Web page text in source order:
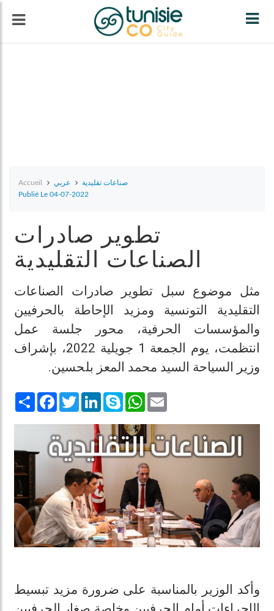
Accueil عربي
صناعات تقليدية
Publié Le 04-07-2022
تطوير صادرات
الصناعات التقليدية
مثل موضوع سبل تطوير صادرات الصناعات
التقليدية التونسية ومزيد الإحاطة بالحرفيين
والمؤسسات الحرفية، محور جلسة عمل
انتظمت، يوم الجمعة 1 جويلية 2022، بإشراف
وزير السياحة السيد محمد المعز بلحسين.
Share Facebook
TwitterLinkedInSkype WhatsApp
وأكد الوزير بالمناسبة على ضرورة مزيد تبسيط